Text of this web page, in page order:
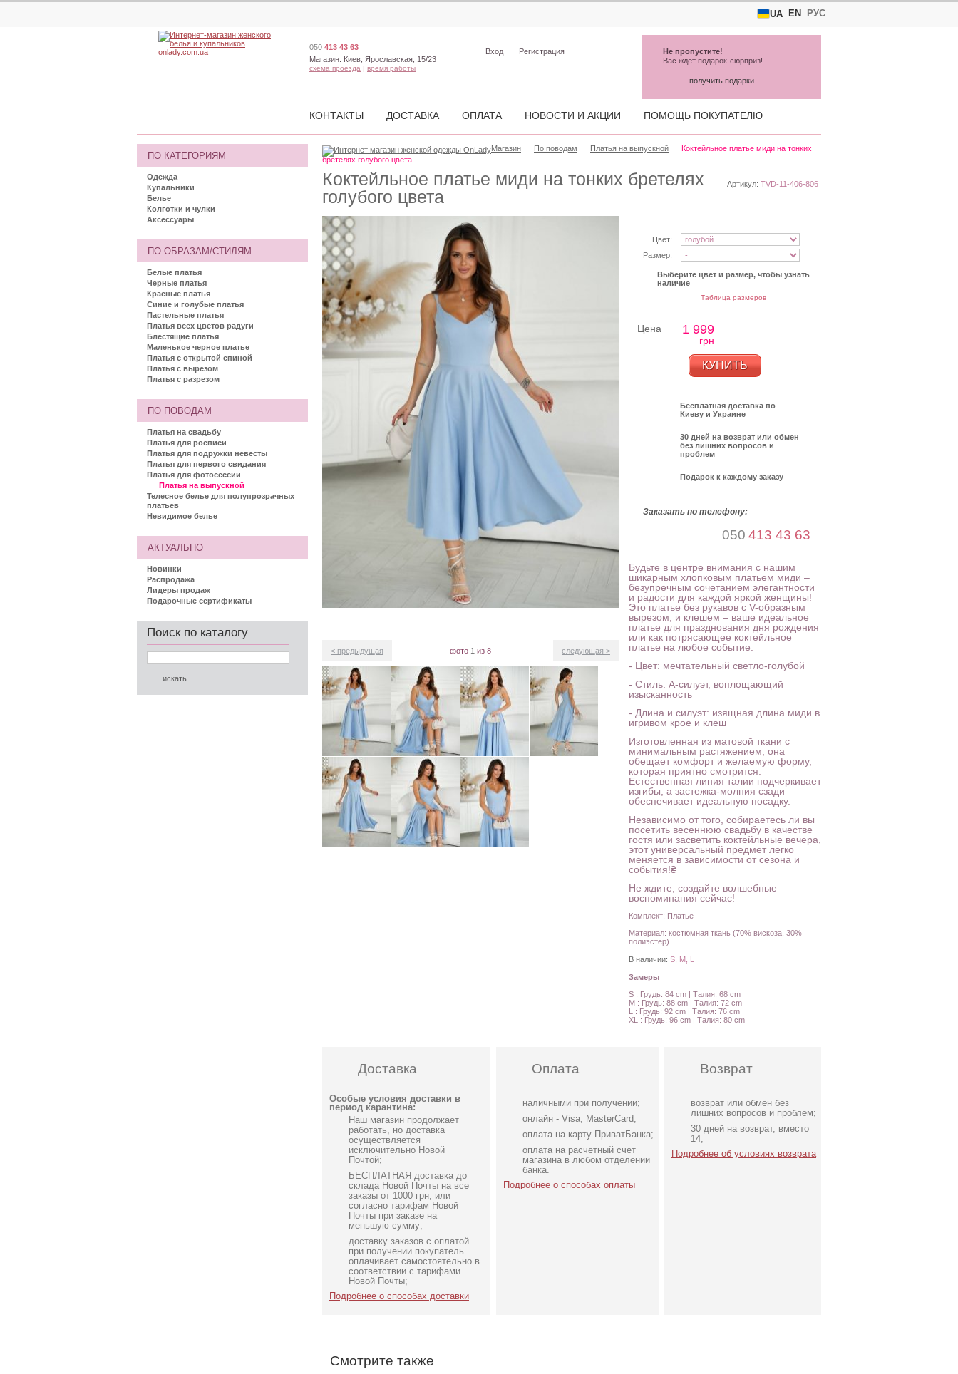
UA EN РУС
Коктейльное платье миди на тонких бретелях
голубого цвета
Артикул: TVD-11-406-806
Цвет:
Размер:
Выберите цвет и размер, чтобы узнать
наличие
Таблица размеров
Цена 1 999
грн
КУПИТЬ
Бесплатная доставка по
Киеву и Украине
30 дней на возврат или обмен
без лишних вопросов и
проблем
Подарок к каждому заказу
Заказать по телефону:
050 413 43 63
Будьте в центре внимания с нашим
шикарным хлопковым платьем миди –
безупречным сочетанием элегантности
и радости для каждой яркой женщины!
Это платье без рукавов с V-образным
вырезом, и клешем – ваше идеальное
платье для празднования дня рождения
или как потрясающее коктейльное
платье на любое событие.
- Цвет: мечтательный светло-голубой
- Стиль: A-силуэт, воплощающий
изысканность
- Длина и силуэт: изящная длина миди в
игривом крое и клеш
Изготовленная из матовой ткани с
минимальным растяжением, она
обещает комфорт и желаемую форму,
которая приятно смотрится.
Естественная линия талии подчеркивает
изгибы, а застежка-молния сзади
обеспечивает идеальную посадку.
Независимо от того, собираетесь ли вы
посетить весеннюю свадьбу в качестве
гостя или засветить коктейльные вечера,
этот универсальный предмет легко
меняется в зависимости от сезона и
события!₴
Не ждите, создайте волшебные
воспоминания сейчас!
Комплект: Платье
Материал: костюмная ткань (70% вискоза, 30%
полиэстер)
В наличии: S, M, L
Замеры
S : Грудь: 84 cm | Талия: 68 cm
M : Грудь: 88 cm | Талия: 72 cm
L : Грудь: 92 cm | Талия: 76 cm
XL : Грудь: 96 cm | Талия: 80 cm
< предыдущая фото 1 из 8 следующая >
Доставка
Особые условия доставки в
период карантина:
Наш магазин продолжает
работать, но доставка
осуществляется
исключительно Новой
Почтой;
БЕСПЛАТНАЯ доставка до
склада Новой Почты на все
заказы от 1000 грн, или
согласно тарифам Новой
Почты при заказе на
меньшую сумму;
доставку заказов с оплатой
при получении покупатель
оплачивает самостоятельно в
соответствии с тарифами
Новой Почты;
Подробнее о способах доставки
Оплата
наличными при получении;
онлайн - Visa, MasterCard;
оплата на карту ПриватБанка;
оплата на расчетный счет
магазина в любом отделении
банка.
Подробнее о способах оплаты
Возврат
возврат или обмен без
лишних вопросов и проблем;
30 дней на возврат, вместо
14;
Подробнее об условиях возврата
Смотрите также
Коктейльное классическое
белое платье миди длины
Магазин По поводам Платья на выпускной
Коктейльное платье миди на тонких
бретелях голубого цвета
ПО КАТЕГОРИЯМ
Одежда
Купальники
Белье
Колготки и чулки
Аксессуары
ПО ОБРАЗАМ/СТИЛЯМ
Белые платья
Черные платья
Красные платья
Синие и голубые платья
Пастельные платья
Платья всех цветов радуги
Блестящие платья
Маленькое черное платье
Платья с открытой спиной
Платья с вырезом
Платья с разрезом
ПО ПОВОДАМ
Платья на свадьбу
Платья для росписи
Платья для подружки невесты
Платья для первого свидания
Платья для фотосессии
Платья на выпускной
Телесное белье для полупрозрачных
платьев
Невидимое белье
АКТУАЛЬНО
Новинки
Распродажа
Лидеры продаж
Подарочные сертификаты
Поиск по каталогу
050 413 43 63
Магазин: Киев, Ярославская, 15/23
схема проезда | время работы
Вход Регистрация
КОНТАКТЫ ДОСТАВКА ОПЛАТА НОВОСТИ И АКЦИИ ПОМОЩЬ ПОКУПАТЕЛЮ
Не пропустите!
Вас ждет подарок-сюрприз!
получить подарки